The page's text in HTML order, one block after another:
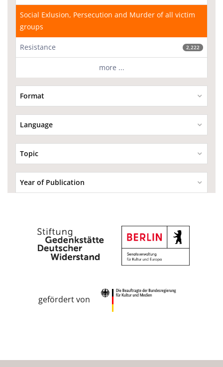
Social Exlusion, Persecution and Murder of all victim
groups
Resistance 2,222
more ...
Format
Language
Topic
Year of Publication
gefördert von